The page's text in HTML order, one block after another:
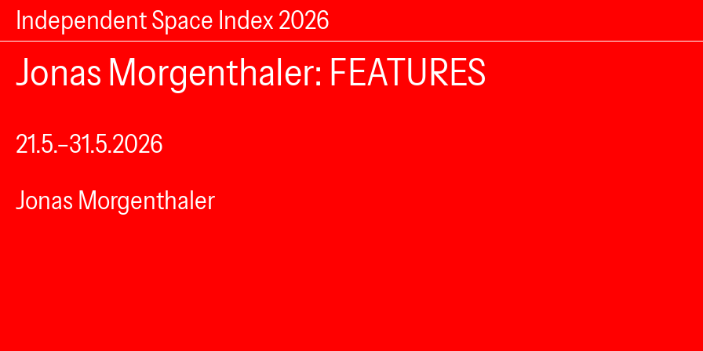
Independent Space Index 2026
Jonas Morgenthaler: FEATURES
21.5.–31.5.2026
Jonas Morgenthaler